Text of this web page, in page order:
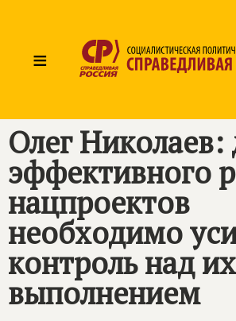
≡
Олег Николаев:
эффективного
нацпроектов
необходимо
контроль над их
выполнением